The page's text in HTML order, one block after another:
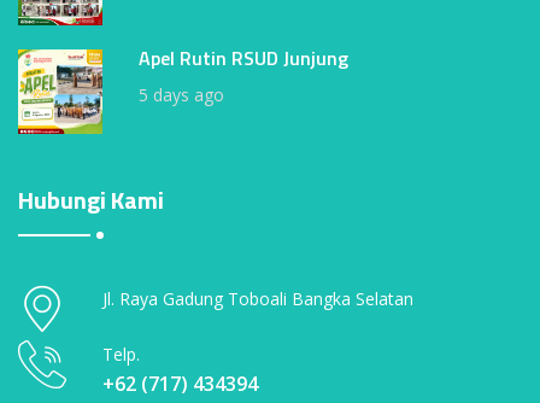
Apel Rutin RSUD Junjung
5 days ago
Hubungi Kami
Jl. Raya Gadung Toboali Bangka Selatan
Telp.
+62 (717) 434394